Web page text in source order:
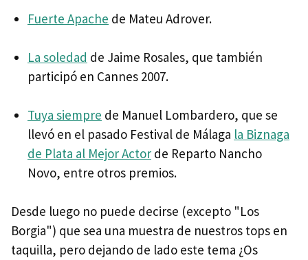
Fuerte Apache de Mateu Adrover.
La soledad de Jaime Rosales, que también
participó en Cannes 2007.
Tuya siempre de Manuel Lombardero, que se
llevó en el pasado Festival de Málaga la Biznaga
de Plata al Mejor Actor de Reparto Nancho
Novo, entre otros premios.
Desde luego no puede decirse (excepto "Los
Borgia") que sea una muestra de nuestros tops en
taquilla, pero dejando de lado este tema ¿Os